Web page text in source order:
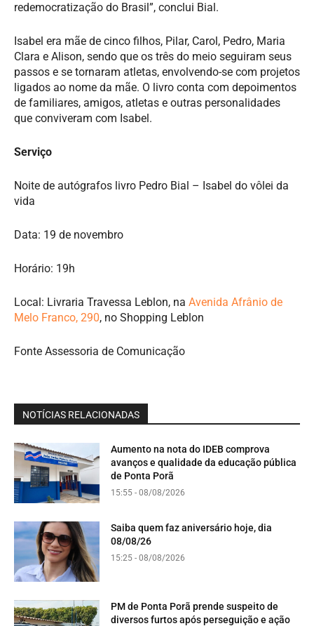
redemocratização do Brasil”, conclui Bial.
Isabel era mãe de cinco filhos, Pilar, Carol, Pedro, Maria
Clara e Alison, sendo que os três do meio seguiram seus
passos e se tornaram atletas, envolvendo-se com projetos
ligados ao nome da mãe. O livro conta com depoimentos
de familiares, amigos, atletas e outras personalidades
que conviveram com Isabel.
Serviço
Noite de autógrafos livro Pedro Bial – Isabel do vôlei da
vida
Data: 19 de novembro
Horário: 19h
Local: Livraria Travessa Leblon, na Avenida Afrânio de
Melo Franco, 290, no Shopping Leblon
Fonte Assessoria de Comunicação
NOTÍCIAS RELACIONADAS
Aumento na nota do IDEB comprova
avanços e qualidade da educação pública
de Ponta Porã
15:55 - 08/08/2026
Saiba quem faz aniversário hoje, dia
08/08/26
15:25 - 08/08/2026
PM de Ponta Porã prende suspeito de
diversos furtos após perseguição e ação